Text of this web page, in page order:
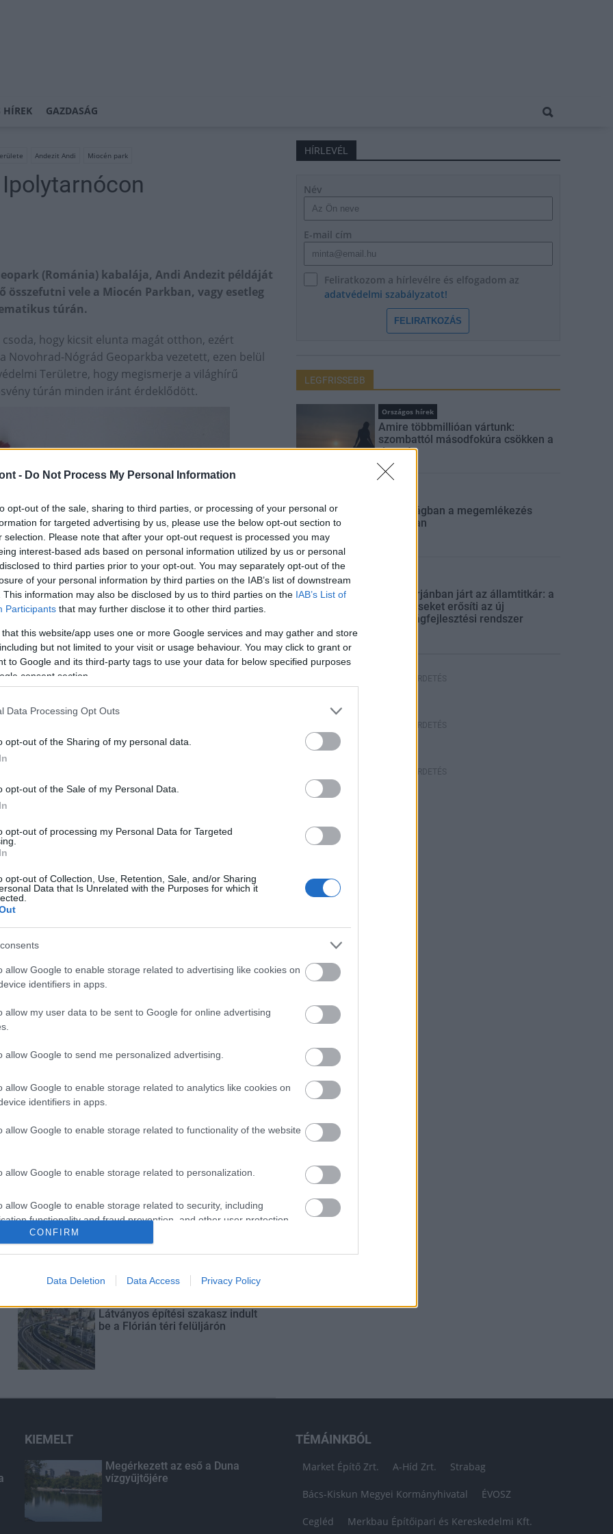
- Do Not Process My Personal Information
opt-out of the sale, sharing to third parties, or processing of your personal or
for targeted advertising by us, please use the below opt-out section to
selection. Please note that after your opt-out request is processed you may
interest-based ads based on personal information utilized by us or personal
to third parties prior to your opt-out. You may separately opt-out of the
of your personal information by third parties on the IAB’s list of downstream
This information may also be disclosed by us to third parties on the IAB’s List of
Participants that may further disclose it to other third parties.
that this website/app uses one or more Google services and may gather and store
but not limited to your visit or usage behaviour. You may click to grant or
to Google and its third-party tags to use your data for below specified purposes
consent section.
Data Processing Opt Outs
opt-out of the Sharing of my personal data.
opt-out of the Sale of my Personal Data.
opt-out of processing my Personal Data for Targeted
opt-out of Collection, Use, Retention, Sale, and/or Sharing
Data that Is Unrelated with the Purposes for which it
allow Google to enable storage related to advertising like cookies on
identifiers in apps.
allow my user data to be sent to Google for online advertising
allow Google to send me personalized advertising.
allow Google to enable storage related to analytics like cookies on
identifiers in apps.
allow Google to enable storage related to functionality of the website
allow Google to enable storage related to personalization.
allow Google to enable storage related to security, including
functionality and fraud prevention, and other user protection.
CONFIRM
Data Deletion Data Access Privacy Policy
HÍREK GAZDASÁG
Andezit Andi Miocén park
(Románia) kabalája, Andi Andezit példáját
összefutni vele a Miocén Parkban, vagy esetleg
túrán.
hogy kicsit elunta magát otthon, ezért
Novohrad-Nógrád Geoparkba vezetett, ezen belül
Területre, hogy megismerje a világhírű
túrán minden iránt érdeklődött.
zenés műsorral búcsúztatják a nyarat az
23-án. A túravezetők, akikkel a nyár
a vendégek, most egy másik oldalukról
és irodalmi alkotások lesznek hallhatóak.
ösvényen: márciustól májusig, illetve
és ünnepnapokon, 9.30–15.30 óra között,
órás rendkívüli túraindítással.
Területe
M1 bővítés: már zajlik a teljesen új
Bicske Kelet csomópont építése
csomópont épül Angyalföldön
Hódmezővásárhely jó hírű
Látványos építési szakasz indult
be a Flórián téri felüljárón
HÍRLEVÉL
Név
E-mail cím
Feliratkozom a hírlevélre és elfogadom az
adatvédelmi szabályzatot!
FELIRATKOZÁS
LEGFRISSEBB
Országos hírek
Amire többmillióan vártunk:
szombattól másodfokúra csökken a
riasztás
Biztonságban a megemlékezés
napjaiban
Salgótarjánban járt az államtitkár: a
településeket erősíti az új
gazdaságfejlesztési rendszer
HIRDETÉS
HIRDETÉS
HIRDETÉS
KIEMELT
Megérkezett az eső a Duna
vízgyűjtőjére
TÉMÁINKBÓL
Market Építő Zrt. A-Híd Zrt. Strabag
Bács-Kiskun Megyei Kormányhivatal ÉVOSZ
Cegléd Merkbau Építőipari és Kereskedelmi Kft.